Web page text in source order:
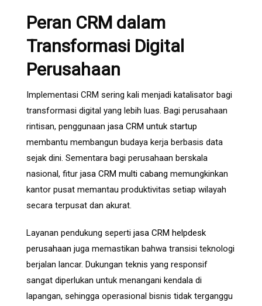
Peran CRM dalam
Transformasi Digital
Perusahaan
Implementasi CRM sering kali menjadi katalisator bagi
transformasi digital yang lebih luas. Bagi perusahaan
rintisan, penggunaan jasa CRM untuk startup
membantu membangun budaya kerja berbasis data
sejak dini. Sementara bagi perusahaan berskala
nasional, fitur jasa CRM multi cabang memungkinkan
kantor pusat memantau produktivitas setiap wilayah
secara terpusat dan akurat.
Layanan pendukung seperti jasa CRM helpdesk
perusahaan juga memastikan bahwa transisi teknologi
berjalan lancar. Dukungan teknis yang responsif
sangat diperlukan untuk menangani kendala di
lapangan, sehingga operasional bisnis tidak terganggu